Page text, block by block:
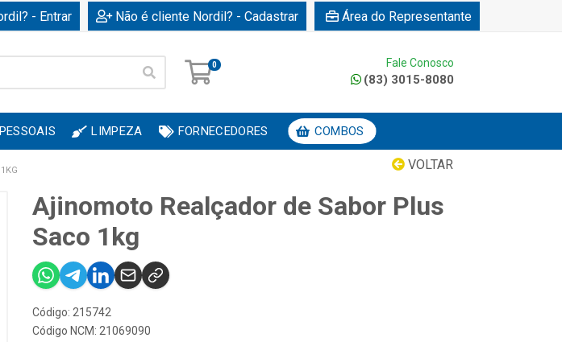
- Entrar Não é cliente Nordil? - Cadastrar Área do Representante
0 Fale Conosco
(83) 3015-8080
LIMPEZA FORNECEDORES COMBOS
VOLTAR
Ajinomoto Realçador de Sabor Plus
Saco 1kg
Código: 215742
Código NCM: 21069090